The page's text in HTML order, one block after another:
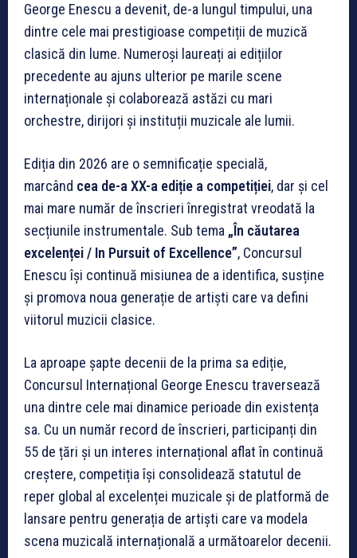
George Enescu a devenit, de-a lungul timpului, una
dintre cele mai prestigioase competiții de muzică
clasică din lume. Numeroși laureați ai edițiilor
precedente au ajuns ulterior pe marile scene
internaționale și colaborează astăzi cu mari
orchestre, dirijori și instituții muzicale ale lumii.
Ediția din 2026 are o semnificație specială,
marcând cea de-a XX-a ediție a competiției, dar și cel
mai mare număr de înscrieri înregistrat vreodată la
secțiunile instrumentale. Sub tema „În căutarea
excelenței / In Pursuit of Excellence”, Concursul
Enescu își continuă misiunea de a identifica, susține
și promova noua generație de artiști care va defini
viitorul muzicii clasice.
La aproape șapte decenii de la prima sa ediție,
Concursul Internațional George Enescu traversează
una dintre cele mai dinamice perioade din existența
sa. Cu un număr record de înscrieri, participanți din
55 de țări și un interes internațional aflat în continuă
creștere, competiția își consolidează statutul de
reper global al excelenței muzicale și de platformă de
lansare pentru generația de artiști care va modela
scena muzicală internațională a următoarelor decenii.